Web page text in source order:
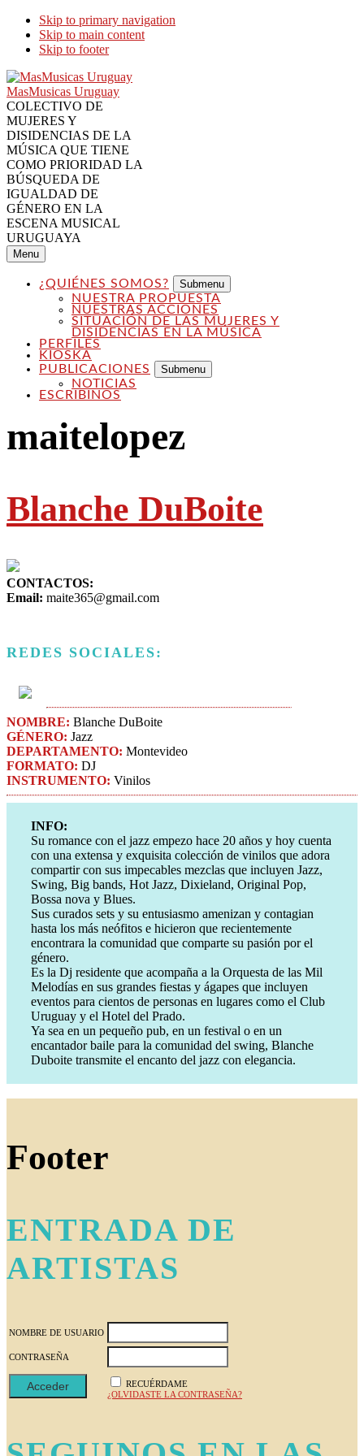
Skip to primary navigation
Skip to main content
Skip to footer
MasMusicas Uruguay
COLECTIVO DE
MUJERES Y
DISIDENCIAS DE LA
MÚSICA QUE TIENE
COMO PRIORIDAD LA
BÚSQUEDA DE
IGUALDAD DE
GÉNERO EN LA
ESCENA MUSICAL
URUGUAYA
Menu
¿QUIÉNES SOMOS? Submenu
NUESTRA PROPUESTA
NUESTRAS ACCIONES
SITUACIÓN DE LAS MUJERES Y
DISIDENCIAS EN LA MÚSICA
PERFILES
KIOSKA
PUBLICACIONES
Submenu
NOTICIAS
ESCRIBINOS
maitelopez
Blanche DuBoite
CONTACTOS:
Email: maite365@gmail.com
REDES SOCIALES:
NOMBRE: Blanche DuBoite
GÉNERO: Jazz​
DEPARTAMENTO: Montevideo
FORMATO: DJ
INSTRUMENTO: Vinilos
INFO:
Su romance con el jazz empezo hace 20 años y hoy cuenta
con una extensa y exquisita colección de vinilos que adora
compartir con sus impecables mezclas que incluyen Jazz,
Swing, Big bands, Hot Jazz, Dixieland, Original Pop,
Bossa nova y Blues.
Sus curados sets y su entusiasmo amenizan y contagian
hasta los más neófitos e hicieron que recientemente
encontrara la comunidad que comparte su pasión por el
género.
Es la Dj residente que acompaña a la Orquesta de las Mil
Melodías en sus grandes fiestas y ágapes que incluyen
eventos para cientos de personas en lugares como el Club
Uruguay y el Hotel del Prado.
Ya sea en un pequeño pub, en un festival o en un
encantador baile para la comunidad del swing, Blanche
Duboite transmite el encanto del jazz con elegancia.
Footer
ENTRADA DE
ARTISTAS
NOMBRE DE USUARIO
CONTRASEÑA
RECUÉRDAME
¿OLVIDASTE LA CONTRASEÑA?